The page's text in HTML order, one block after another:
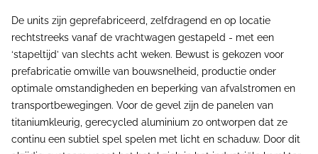
De units zijn geprefabriceerd, zelfdragend en op locatie
rechtstreeks vanaf de vrachtwagen gestapeld - met een
‘stapeltijd’ van slechts acht weken. Bewust is gekozen voor
prefabricatie omwille van bouwsnelheid, productie onder
optimale omstandigheden en beperking van afvalstromen en
transportbewegingen. Voor de gevel zijn de panelen van
titaniumkleurig, gerecycled aluminium zo ontworpen dat ze
continu een subtiel spel spelen met licht en schaduw. Door dit